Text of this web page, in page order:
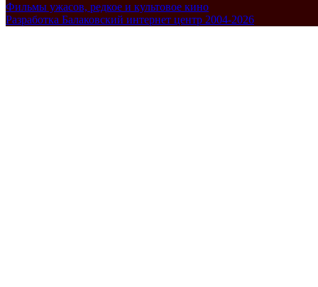
Фильмы ужасов, редкое и культовое кино
Разработка Балаковский интернет центр 2004-2026